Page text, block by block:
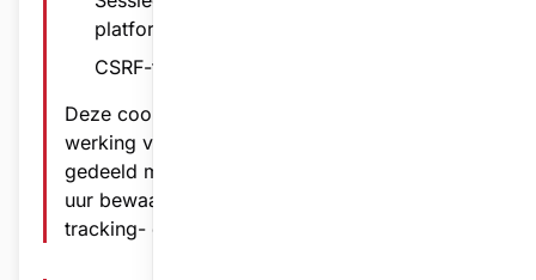
platformfunctionaliteit
CSRF-tokens - beveiliging tegen misbruik
Deze cookies zijn strikt noodzakelijk voor de
werking van het platform en worden niet
gedeeld met derden. Ze worden maximaal 2
uur bewaard. Wij maken geen gebruik van
tracking- of analytische cookies.